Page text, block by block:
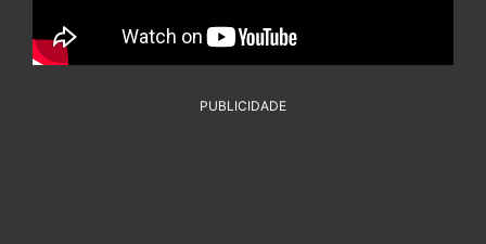
PUBLICIDADE